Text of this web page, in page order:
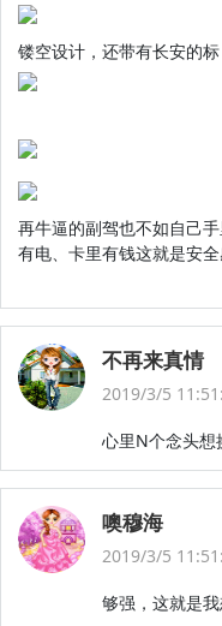
镂空设计，还带有长安的标
再牛逼的副驾也不如自己
有电、卡里有钱这就是安全
不再来真情
2019/3/5
心里N个念头想
噢穆海
2019/3/5
够强，这就是